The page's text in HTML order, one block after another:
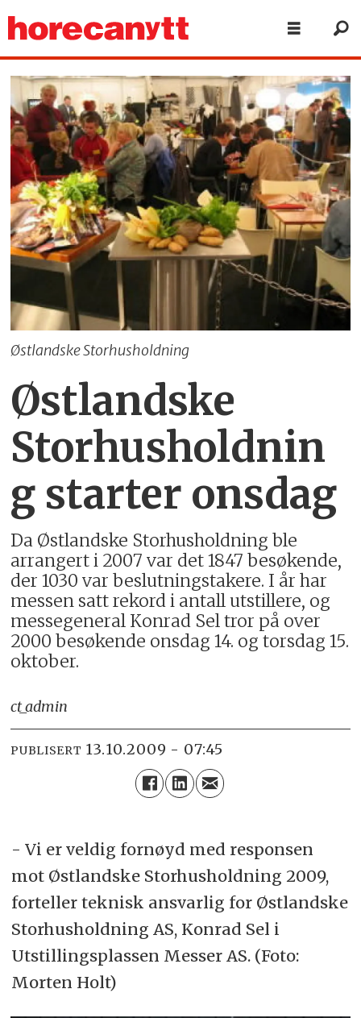
Østlandske Storhusholdning
Østlandske
Storhusholdnin
g starter onsdag
Da Østlandske Storhusholdning ble
arrangert i 2007 var det 1847 besøkende,
der 1030 var beslutningstakere. I år har
messen satt rekord i antall utstillere, og
messegeneral Konrad Sel tror på over
2000 besøkende onsdag 14. og torsdag 15.
oktober.
ct_admin
PUBLISERT 13.10.2009 - 07:45
- Vi er veldig fornøyd med responsen
mot Østlandske Storhusholdning 2009,
forteller teknisk ansvarlig for Østlandske
Storhusholdning AS, Konrad Sel i
Utstillingsplassen Messer AS. (Foto:
Morten Holt)